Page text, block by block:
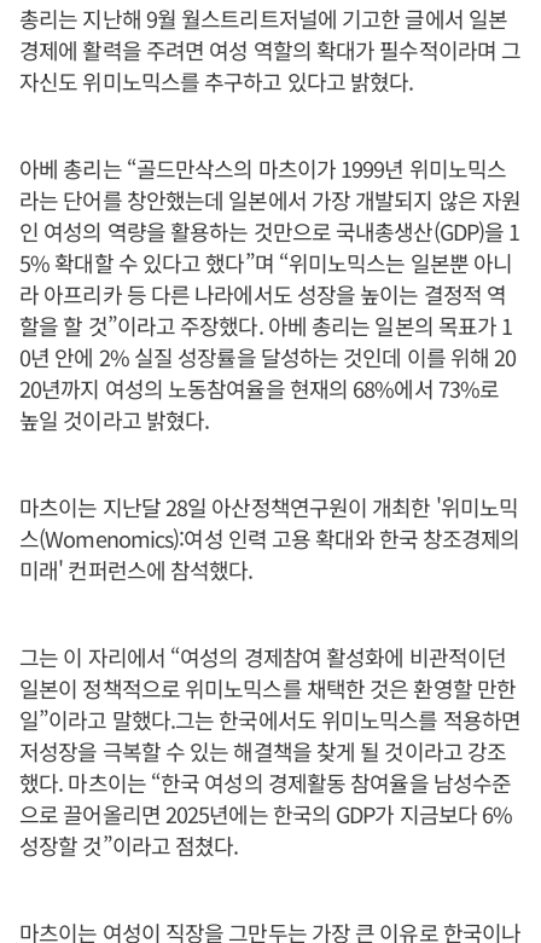
총리는 지난해 9월 월스트리트저널에 기고한 글에서 일본
경제에 활력을 주려면 여성 역할의 확대가 필수적이라며 그
자신도 위미노믹스를 추구하고 있다고 밝혔다.
아베 총리는 “골드만삭스의 마츠이가 1999년 위미노믹스
라는 단어를 창안했는데 일본에서 가장 개발되지 않은 자원
인 여성의 역량을 활용하는 것만으로 국내총생산(GDP)을 1
5% 확대할 수 있다고 했다”며 “위미노믹스는 일본뿐 아니
라 아프리카 등 다른 나라에서도 성장을 높이는 결정적 역
할을 할 것”이라고 주장했다. 아베 총리는 일본의 목표가 1
0년 안에 2% 실질 성장률을 달성하는 것인데 이를 위해 20
20년까지 여성의 노동참여율을 현재의 68%에서 73%로
높일 것이라고 밝혔다.
마츠이는 지난달 28일 아산정책연구원이 개최한 '위미노믹
스(Womenomics):여성 인력 고용 확대와 한국 창조경제의
미래' 컨퍼런스에 참석했다.
그는 이 자리에서 “여성의 경제참여 활성화에 비관적이던
일본이 정책적으로 위미노믹스를 채택한 것은 환영할 만한
일”이라고 말했다.그는 한국에서도 위미노믹스를 적용하면
저성장을 극복할 수 있는 해결책을 찾게 될 것이라고 강조
했다. 마츠이는 “한국 여성의 경제활동 참여율을 남성수준
으로 끌어올리면 2025년에는 한국의 GDP가 지금보다 6%
성장할 것”이라고 점쳤다.
마츠이는 여성이 직장을 그만두는 가장 큰 이유로 한국이나